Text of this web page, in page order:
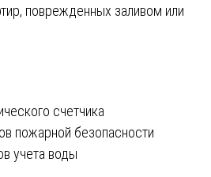
поврежденных заливом или
счетчика
пожарной безопасности
учета воды